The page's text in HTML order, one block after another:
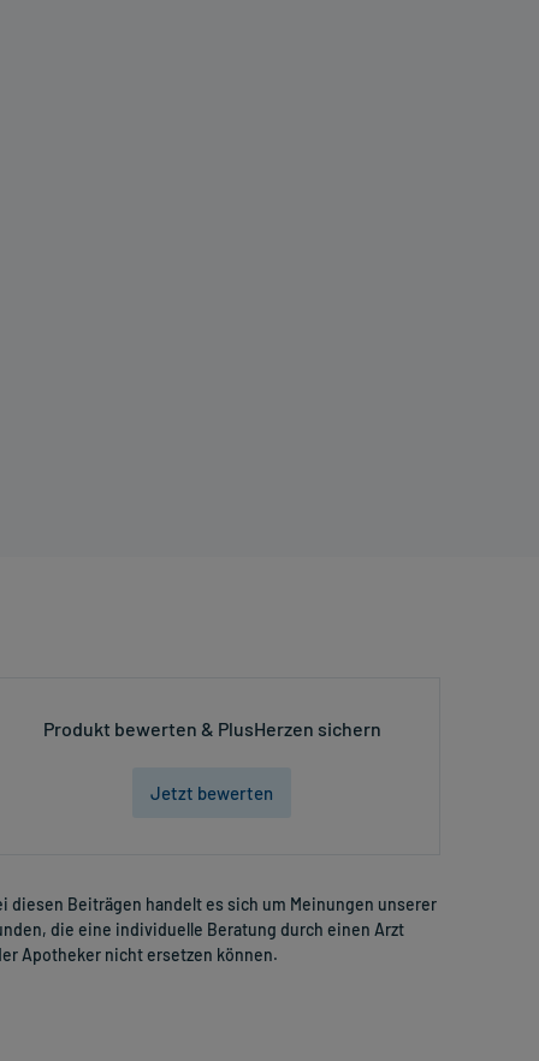
Produkt bewerten & PlusHerzen sichern
Jetzt bewerten
diesen Beiträgen handelt es sich um Meinungen unserer
die eine individuelle Beratung durch einen Arzt
Apotheker nicht ersetzen können.